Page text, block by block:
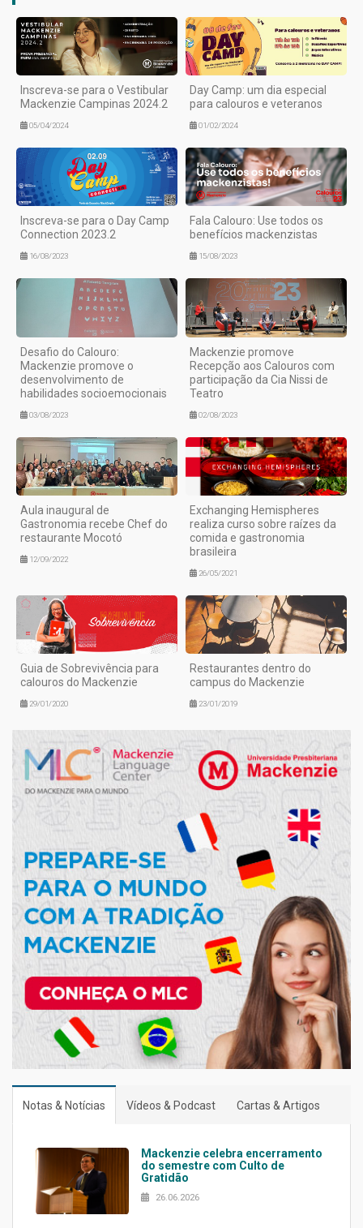
Inscreva-se para o Vestibular
Mackenzie Campinas 2024.2
05/04/2024
Day Camp: um dia especial
para calouros e veteranos
01/02/2024
Inscreva-se para o Day Camp
Connection 2023.2
16/08/2023
Fala Calouro: Use todos os
benefícios mackenzistas
15/08/2023
Desafio do Calouro:
Mackenzie promove o
desenvolvimento de
habilidades socioemocionais
03/08/2023
Mackenzie promove
Recepção aos Calouros com
participação da Cia Nissi de
Teatro
02/08/2023
Aula inaugural de
Gastronomia recebe Chef do
restaurante Mocotó
12/09/2022
Exchanging Hemispheres
realiza curso sobre raízes da
comida e gastronomia
brasileira
26/05/2021
Guia de Sobrevivência para
calouros do Mackenzie
29/01/2020
Restaurantes dentro do
campus do Mackenzie
23/01/2019
Notas & Notícias Vídeos & Podcast Cartas & Artigos
Mackenzie celebra encerramento
do semestre com Culto de
Gratidão
26.06.2026